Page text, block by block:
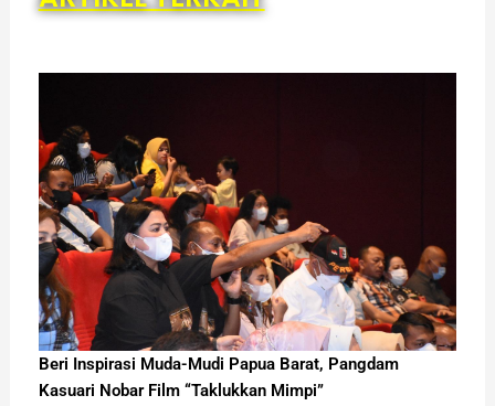
Beri Inspirasi Muda-Mudi Papua Barat, Pangdam
Kasuari Nobar Film “Taklukkan Mimpi”